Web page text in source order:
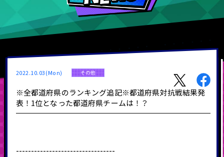
2022.10.03(Mon) その他
※全都道府県のランキング追記※都道府県対抗戦結果発
表！1位となった都道府県チームは！？
---------------------------------